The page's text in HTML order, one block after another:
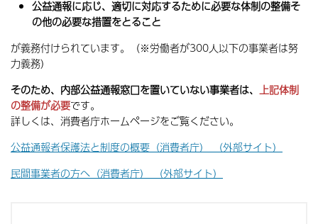
公益通報に応じ、適切に対応するために必要な体制の整備そ
の他の必要な措置をとること
が義務付けられています。（※労働者が300人以下の事業者は努
力義務）
そのため、内部公益通報窓口を置いていない事業者は、 上記体制
の整備が必要です。
詳しくは、消費者庁ホームページをご覧ください。
公益通報者保護法と制度の概要（消費者庁） （外部サイト）
民間事業者の方へ（消費者庁） （外部サイト）